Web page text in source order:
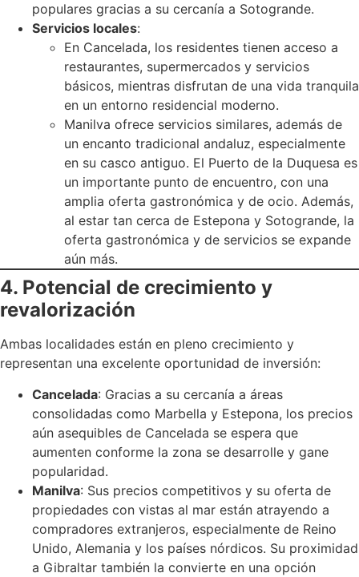
populares gracias a su cercanía a Sotogrande.
Servicios locales:
En Cancelada, los residentes tienen acceso a
restaurantes, supermercados y servicios
básicos, mientras disfrutan de una vida tranquila
en un entorno residencial moderno.
Manilva ofrece servicios similares, además de
un encanto tradicional andaluz, especialmente
en su casco antiguo. El Puerto de la Duquesa es
un importante punto de encuentro, con una
amplia oferta gastronómica y de ocio. Además,
al estar tan cerca de Estepona y Sotogrande, la
oferta gastronómica y de servicios se expande
aún más.
4. Potencial de crecimiento y
revalorización
Ambas localidades están en pleno crecimiento y
representan una excelente oportunidad de inversión:
Cancelada: Gracias a su cercanía a áreas
consolidadas como Marbella y Estepona, los precios
aún asequibles de Cancelada se espera que
aumenten conforme la zona se desarrolle y gane
popularidad.
Manilva: Sus precios competitivos y su oferta de
propiedades con vistas al mar están atrayendo a
compradores extranjeros, especialmente de Reino
Unido, Alemania y los países nórdicos. Su proximidad
a Gibraltar también la convierte en una opción